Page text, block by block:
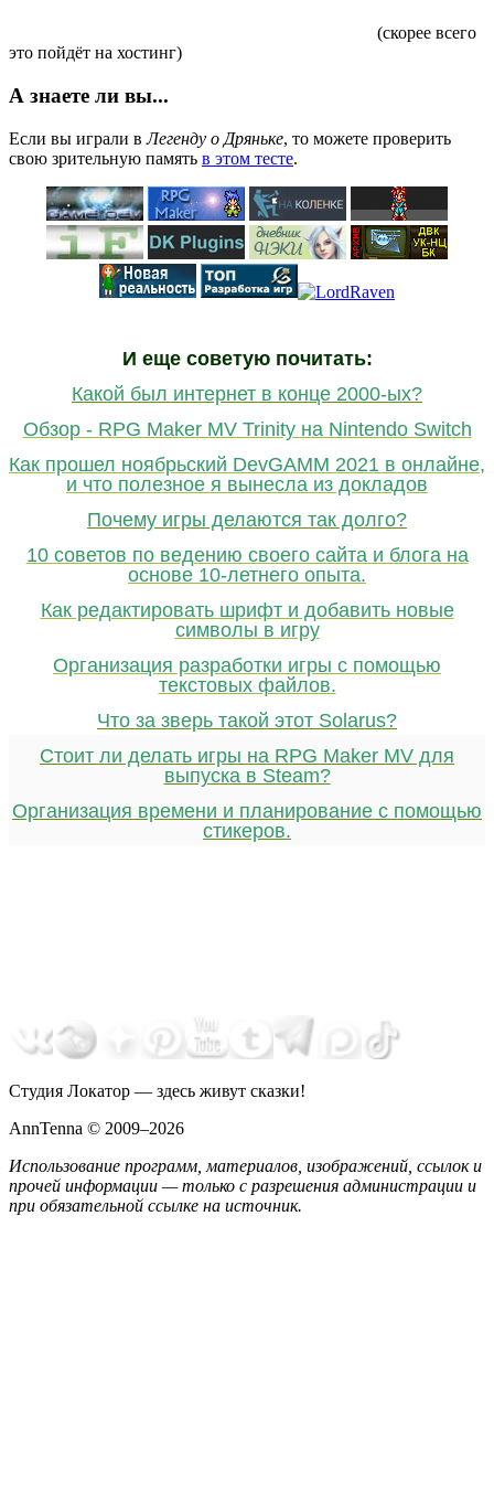
(скорее всего
это пойдёт на хостинг)
А знаете ли вы...
Если вы играли вЛегенду о Дряньке, то можете проверить
свою зрительную память в этом тесте.
И еще советую почитать:
Какой был интернет в конце 2000-ых?
Обзор - RPG Maker MV Trinity на Nintendo Switch
Как прошел ноябрьский DevGAMM 2021 в онлайне,
и что полезное я вынесла из докладов
Почему игры делаются так долго?
10 советов по ведению своего сайта и блога на
основе 10-летнего опыта.
Как редактировать шрифт и добавить новые
символы в игру
Организация разработки игры с помощью
текстовых файлов.
Что за зверь такой этот Solarus?
Стоит ли делать игры на RPG Maker MV для
выпуска в Steam?
Организация времени и планирование с помощью
стикеров.
Студия Локатор — здесь живут сказки!
AnnTenna © 2009–2026
Использование программ, материалов, изображений, ссылок и
прочей информации — только с разрешения администрации и
при обязательной ссылке на источник.